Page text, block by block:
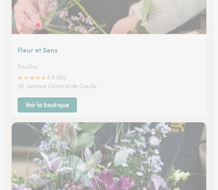
Fleur et Sens
Souillac
★★★★★4.6 (61)
26, avenue Général de Gaulle
Voir la boutique